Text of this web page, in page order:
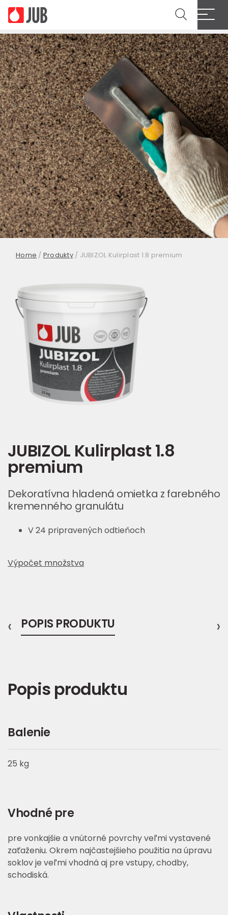
Home / Produkty/ JUBIZOL Kulirplast 1.8 premium
JUBIZOL Kulirplast 1.8
premium
Dekoratívna hladená omietka z farebného
kremenného granulátu
V 24 pripravených odtieňoch
Výpočet množstva
POPIS PRODUKTU
‹ ›
Popis produktu
Balenie
25 kg
Vhodné pre
pre vonkajšie a vnútorné povrchy veľmi vystavené
zaťaženiu. Okrem najčastejšieho použitia na úpravu
soklov je veľmi vhodná aj pre vstupy, chodby,
schodiská.